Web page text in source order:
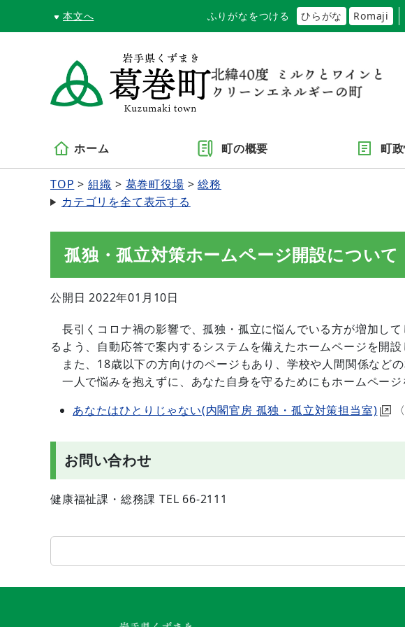
本文へ ふりがなをつける ひらがな Romaji
ホーム 町の概要 町
TOP 組織 葛巻町役場
総務
カテゴリを全て表示する
孤独・孤立対策ホームページ開設について
公開日 2022年01月10日
長引くコロナ禍の影響で、孤独・孤立に悩んでいる方が増加し
るよう、自動応答で案内するシステムを備えたホームページを開設
また、18歳以下の方向けのページもあり、学校や人間関係などの
一人で悩みを抱えずに、あなた自身を守るためにもホームページ
あなたはひとりじゃない(内閣官房 孤独・孤立対策担当室)
お問い合わせ
健康福祉課・総務課 TEL 66-2111